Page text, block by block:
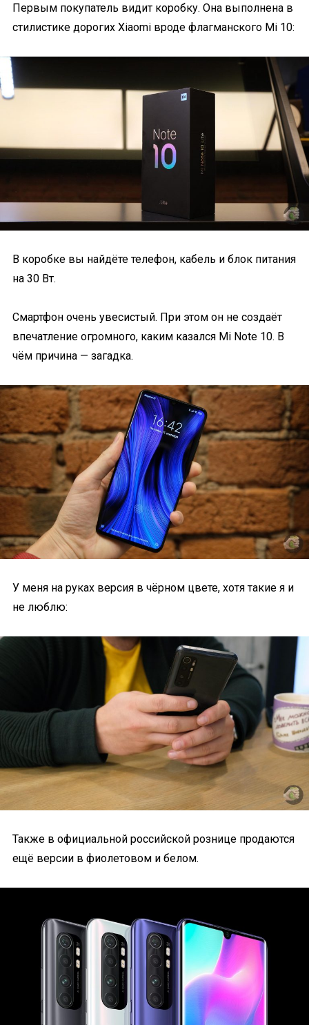
Первым покупатель видит коробку. Она выполнена в
стилистике дорогих Xiaomi вроде флагманского Mi 10:
В коробке вы найдёте телефон, кабель и блок питания
на 30 Вт.
Смартфон очень увесистый. При этом он не создаёт
впечатление огромного, каким казался Mi Note 10. В
чём причина — загадка.
У меня на руках версия в чёрном цвете, хотя такие я и
не люблю:
Также в официальной российской рознице продаются
ещё версии в фиолетовом и белом.